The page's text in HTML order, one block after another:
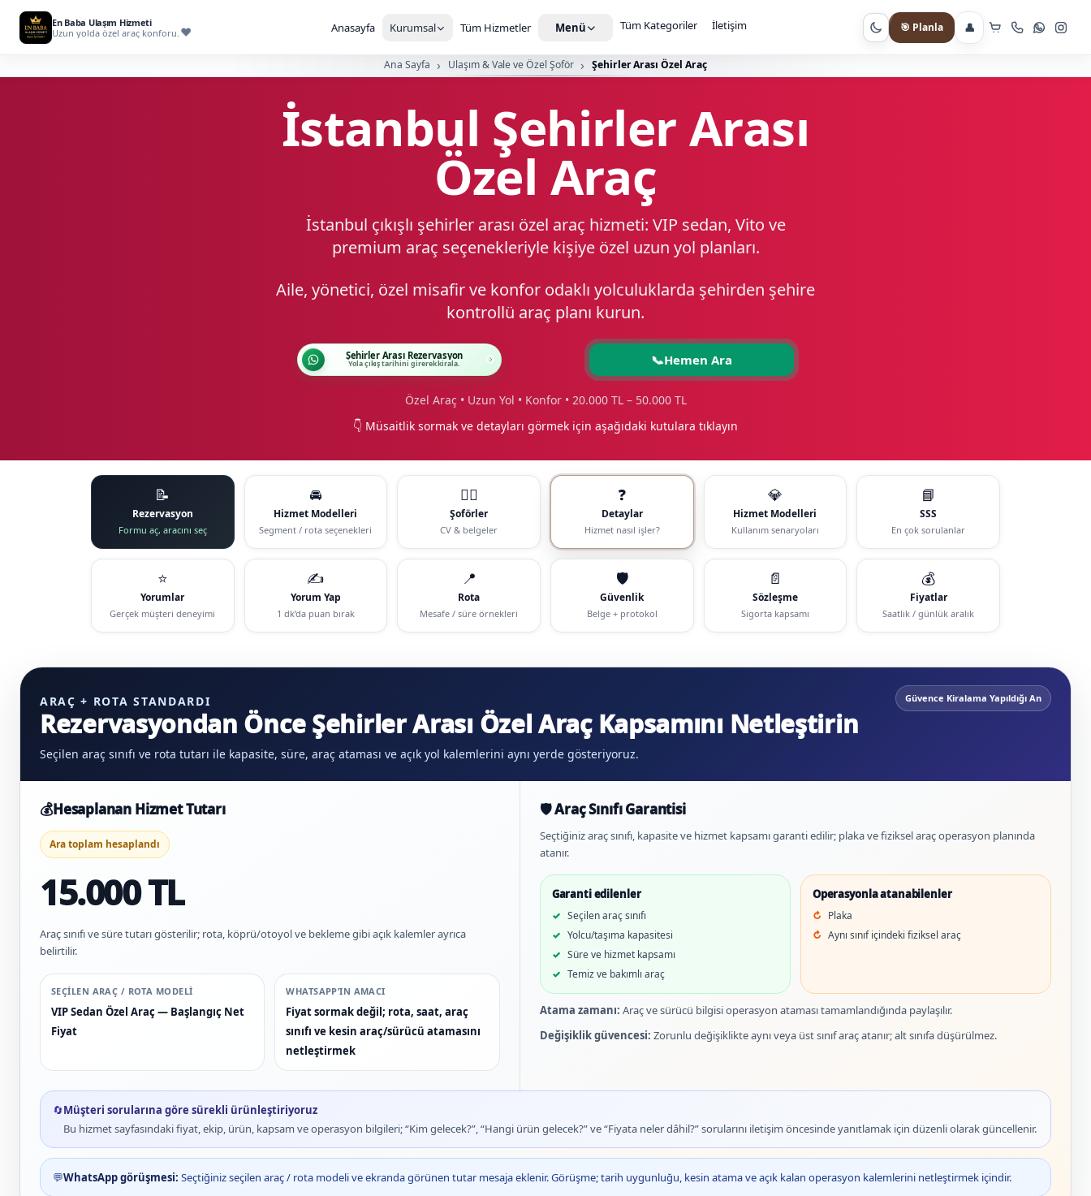
En Baba Ulaşım Hizmeti
Uzun yolda özel araç konforu.
Anasayfa Kurumsal Tüm Hizmetler Menü Tüm Kategoriler İletişim Gece moduna geç
🎯 Planla 👤
Ana Sayfa Ulaşım & Vale ve Özel Şoför Şehirler Arası Özel Araç
İstanbul Şehirler Arası
Özel Araç
İstanbul çıkışlı şehirler arası özel araç hizmeti: VIP sedan, Vito ve
premium araç seçenekleriyle kişiye özel uzun yol planları.
Aile, yönetici, özel misafir ve konfor odaklı yolculuklarda şehirden şehire
kontrollü araç planı kurun.
Şehirler Arası Rezervasyon
Yola çıkış tarihini girerek kirala. 📞Hemen Ara
Özel Araç • Uzun Yol • Konfor • 20.000 TL – 50.000 TL
👇 Müsaitlik sormak ve detayları görmek için aşağıdaki kutulara tıklayın
📝
Rezervasyon
Formu aç, aracını seç
🚘
Hizmet Modelleri
Segment / rota seçenekleri
🧑‍✈️
Şoförler
CV & belgeler
❓
Detaylar
Hizmet nasıl işler?
💎
Hizmet Modelleri
Kullanım senaryoları
📘
SSS
En çok sorulanlar
⭐
Yorumlar
Gerçek müşteri deneyimi
✍️
Yorum Yap
1 dk’da puan bırak
📍
Rota
Mesafe / süre örnekleri
🛡️
Güvenlik
Belge + protokol
📄
Sözleşme
Sigorta kapsamı
💰
Fiyatlar
Saatlik / günlük aralık
ARAÇ + ROTA STANDARDI
Rezervasyondan Önce Şehirler Arası Özel Araç Kapsamını Netleştirin
Seçilen araç sınıfı ve rota tutarı ile kapasite, süre, araç ataması ve açık yol kalemlerini aynı yerde gösteriyoruz.
Güvence Kiralama Yapıldığı An
💰Hesaplanan Hizmet Tutarı
Ara toplam hesaplandı
15.000 TL
Araç sınıfı ve süre tutarı gösterilir; rota, köprü/otoyol ve bekleme gibi açık kalemler ayrıca
belirtilir.
SEÇILEN ARAÇ / ROTA MODELI
VIP Sedan Özel Araç — Başlangıç Net
Fiyat
WHATSAPP’IN AMACI
Fiyat sormak değil; rota, saat, araç
sınıfı ve kesin araç/sürücü atamasını
netleştirmek
🛡️ Araç Sınıfı Garantisi
Seçtiğiniz araç sınıfı, kapasite ve hizmet kapsamı garanti edilir; plaka ve fiziksel araç operasyon planında
atanır.
Garanti edilenler
Seçilen araç sınıfı
Yolcu/taşıma kapasitesi
Süre ve hizmet kapsamı
Temiz ve bakımlı araç
Operasyonla atanabilenler
Plaka
Aynı sınıf içindeki fiziksel araç
Atama zamanı: Araç ve sürücü bilgisi operasyon ataması tamamlandığında paylaşılır.
Değişiklik güvencesi: Zorunlu değişiklikte aynı veya üst sınıf araç atanır; alt sınıfa düşürülmez.
🔄Müşteri sorularına göre sürekli ürünleştiriyoruz
Bu hizmet sayfasındaki fiyat, ekip, ürün, kapsam ve operasyon bilgileri; “Kim gelecek?”, “Hangi ürün gelecek?” ve “Fiyata neler dâhil?” sorularını iletişim öncesinde yanıtlamak için düzenli olarak güncellenir.
💬WhatsApp görüşmesi: Seçtiğiniz seçilen araç / rota modeli ve ekranda görünen tutar mesaja eklenir. Görüşme; tarih uygunluğu, kesin atama ve açık kalan operasyon kalemlerini netleştirmek içindir.